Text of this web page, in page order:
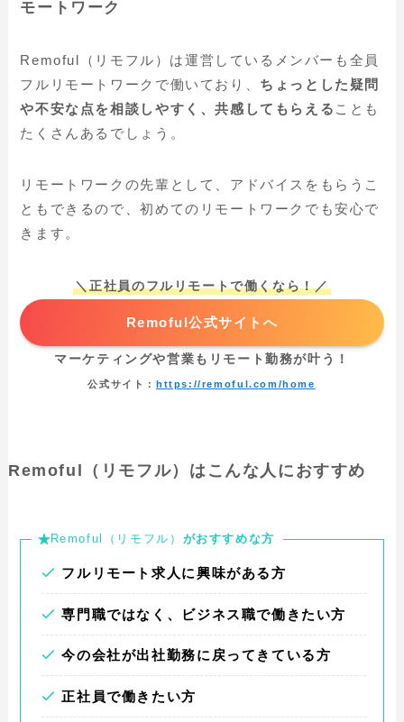
モートワーク
Remoful（リモフル）は運営しているメンバーも全員
フルリモートワークで働いており、 ちょっとした疑問
や不安な点を相談しやすく、共感してもらえる ことも
たくさんあるでしょう。
リモートワークの先輩として、アドバイスをもらうこ
ともできるので、初めてのリモートワークでも安心で
きます。
＼正社員のフルリモートで働くなら！／
Remoful公式サイトへ
マーケティングや営業もリモート勤務が叶う！
公式サイト： https://remoful.com/home
Remoful（リモフル）はこんな人におすすめ
Remoful（リモフル） がおすすめな方
フルリモート求人に興味がある方
専門職ではなく、ビジネス職で働きたい方
今の会社が出社勤務に戻ってきている方
正社員で働きたい方